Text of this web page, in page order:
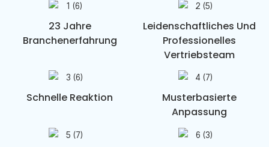
23 Jahre
Branchenerfahrung
Leidenschaftliches Und
Professionelles
Vertriebsteam
Schnelle Reaktion
Musterbasierte
Anpassung